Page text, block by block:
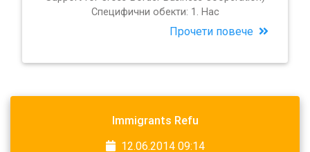
Специфични обекти: 1. Нас
Прочети повече
Immigrants Refu
12.06.2014 09:14